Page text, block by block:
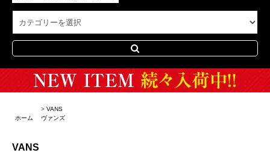
ホーム
> VANS
ヴァンズ
VANS